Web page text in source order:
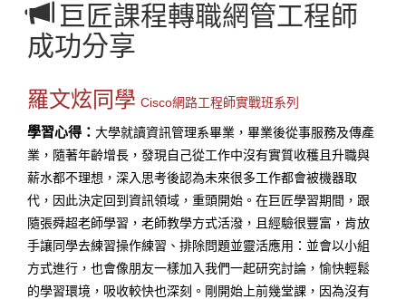
巨匠課程轉職網管工程師
成功分享
羅文炫同學 Cisco網路工程師實戰班系列
學習心得： 大學就讀資訊管理系畢業，畢業後從事服務及傳產
業，隨著年齡增長，發現自己從工作中沒有實質收穫且升職與
薪水都不理想，深入思考後認為未來很多工作都會被機器取
代，因此決定回到資訊領域，重頭開始。在巨匠學習期間，跟
隨張舜超老師學習，老師教學方式活潑，且經驗很豐富，肯放
手讓同學去練習操作練習、排除問題並靈活應用：並會以小組
方式進行，也會像朋友一樣加入我們一起研究討論，愉快輕鬆
的學習環境，吸收較快也深刻。剛開始上前幾堂課，因為沒有